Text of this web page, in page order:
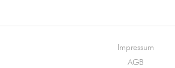
Impressum
AGB